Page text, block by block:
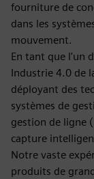
fourniture de
dans les
mouvement.
En tant que l'un
Industrie 4.0 de
déployant des
systèmes de
gestion de ligne
capture
Notre vaste
produits de